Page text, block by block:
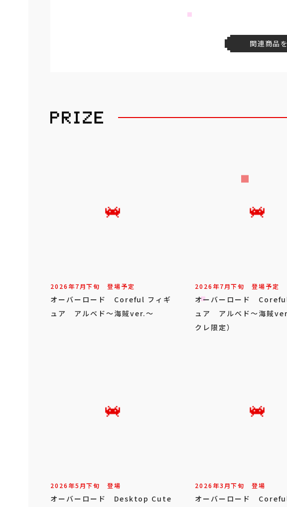
関連商品
2026年7月下旬 登場予定
オーバーロード Coreful フィギ
ュア アルベド～海賊ver.～
2026年7月下旬 登場予定
オーバーロード
ュア アルベド～海賊ver.
クレ限定）
2026年5月下旬 登場
オーバーロード Desktop Cute
2026年3月下旬 登場
オーバーロード